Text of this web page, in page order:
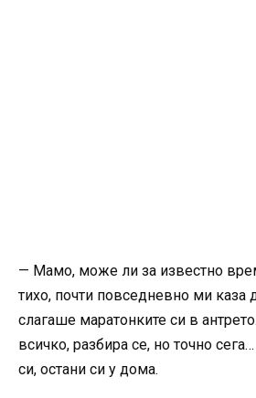
— Мамо, може ли за известно
тихо, почти повседневно ми каза
слагаше маратонките си в
всичко, разбира се, но точно
си, остани си у дома.